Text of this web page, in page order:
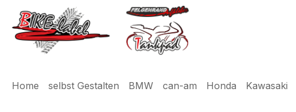
Hauptinhalt springen
Zur Suche springen
Zur Hauptnavigation springen
Home selbst Gestalten BMW can-am Honda Kawasaki